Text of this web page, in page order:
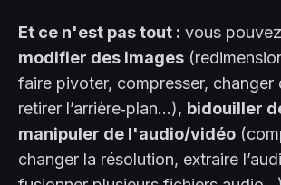
Et ce n'est pas tout : vous
modifier des images
faire pivoter, compresser, changer
retirer l’arrière‑plan...), bidouiller
manipuler de l'audio/vidéo
changer la résolution, extraire